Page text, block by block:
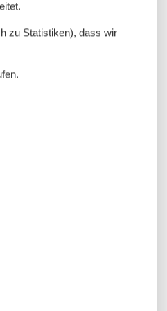
zu Statistiken), dass wir